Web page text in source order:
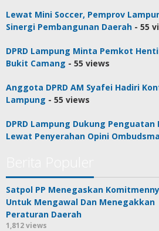
Lewat Mini Soccer, Pemprov
Sinergi Pembangunan Daerah - 55
DPRD Lampung Minta Pemkot
Bukit Camang - 55 views
Anggota DPRD AM Syafei Hadiri
Lampung - 55 views
DPRD Lampung Dukung Penguatan
Lewat Penyerahan Opini
Satpol PP Menegaskan
Untuk Mengawal Dan Menegakkan
Peraturan Daerah
1,812 views